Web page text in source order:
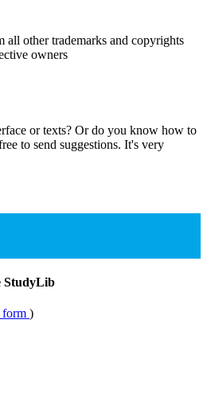
other trademarks and copyrights
owners
or texts? Or do you know how to
to send suggestions. It's very
StudyLib
form )